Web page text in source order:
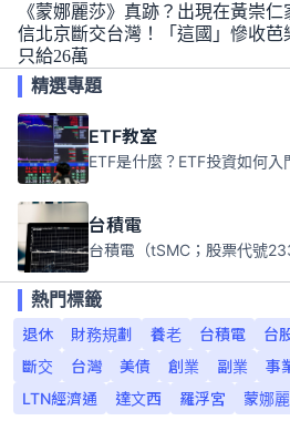
《蒙娜麗莎》真跡？出現在黃崇仁
信北京斷交台灣！「這國」慘收
只給26萬
精選專題
ETF教室
台積電
熱門標籤
退休
財務規劃 養老 台積電 台
斷交
台灣 美債 創業 副業 事
LTN經濟通
達文西 羅浮宮 蒙娜